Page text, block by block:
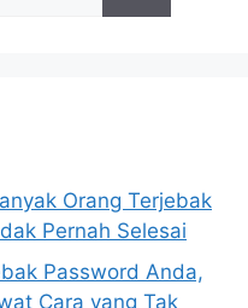
Orang Terjebak
Pernah Selesai
Password Anda,
Cara yang Tak